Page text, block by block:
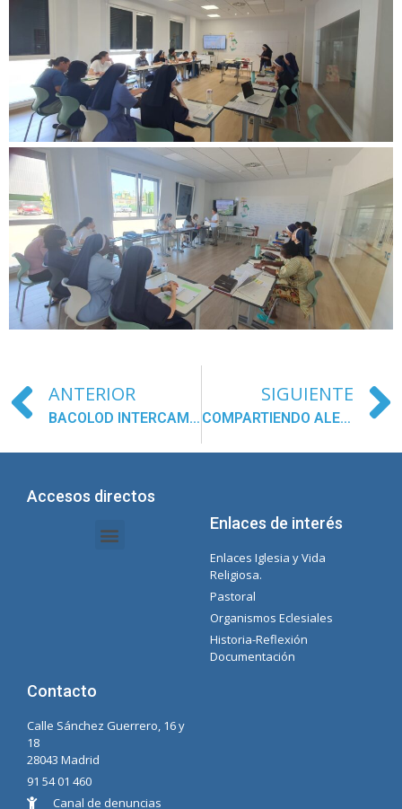
ANTERIOR
BACOLOD INTERCAMBIO DE SONRISAS Y ABRAZOS EN LA VISITA DE LA MADRE GENERAL
SIGUIENTE
COMPARTIENDO ALEGRÍAS Y ESPERANZAS EN CAVITE
Accesos directos
Enlaces de interés
Enlaces Iglesia y Vida
Religiosa.
Pastoral
Organismos Eclesiales
Historia-Reflexión
Documentación
Contacto
Calle Sánchez Guerrero, 16 y
18
28043 Madrid
91 54 01 460
Canal de denuncias